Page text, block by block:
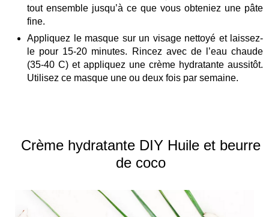
tout ensemble jusqu’à ce que vous obteniez une pâte
fine.
Appliquez le masque sur un visage nettoyé et laissez-
le pour 15-20 minutes. Rincez avec de l’eau chaude
(35-40 C) et appliquez une crème hydratante aussitôt.
Utilisez ce masque une ou deux fois par semaine.
Crème hydratante DIY Huile et beurre
de coco